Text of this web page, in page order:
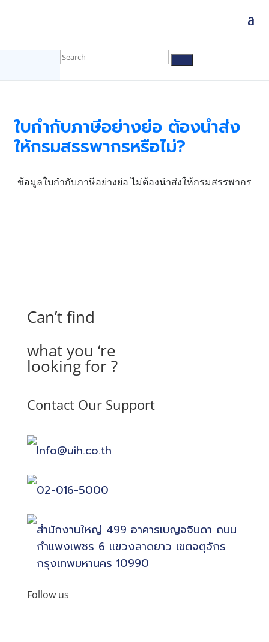
ใบกำกับภาษีอย่างย่อ ต้องนำส่ง
ให้กรมสรรพากรหรือไม่?
ข้อมูลใบกำกับภาษีอย่างย่อ ไม่ต้องนำส่งให้กรมสรรพากร
Can’t find
what you ‘re
looking for ?
Contact Our Support
Info@uih.co.th
02-016-5000
สำนักงานใหญ่ 499 อาคารเบญจจินดา ถนน
กำแพงเพชร 6 แขวงลาดยาว เขตจตุจักร
กรุงเทพมหานคร 10990
Follow us